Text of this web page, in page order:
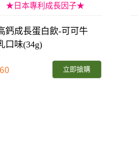
★日本專利成長因子★
鈣成長蛋白飲-可可牛
口味(34g)
立即搶購